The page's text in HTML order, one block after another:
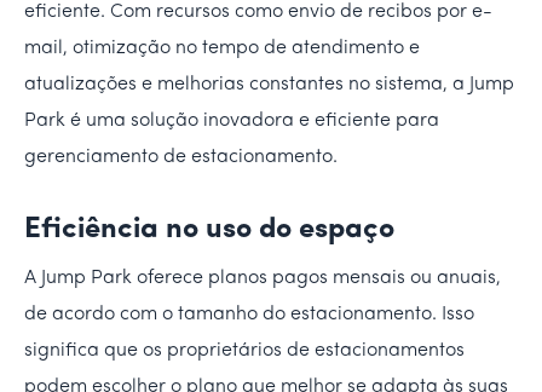
eficiente. Com recursos como envio de recibos por e-
mail, otimização no tempo de atendimento e
atualizações e melhorias constantes no sistema, a Jump
Park é uma solução inovadora e eficiente para
gerenciamento de estacionamento.
Eficiência no uso do espaço
A Jump Park oferece planos pagos mensais ou anuais,
de acordo com o tamanho do estacionamento. Isso
significa que os proprietários de estacionamentos
podem escolher o plano que melhor se adapta às suas